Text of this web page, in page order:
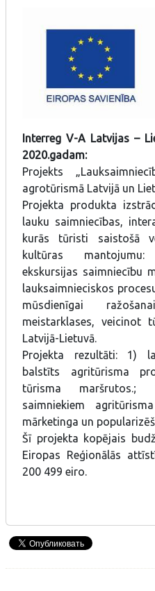
Interreg V-A Latvijas –
2020.gadam:
Projekts
agrotūrismā Latvijā un
Projekta produkta
lauku saimniecības,
kurās tūristi saistošā
kultūras
ekskursijas saimniecību
lauksaimnieciskos
mūsdienīgai
meistarklases, veicinot
Latvijā-Lietuvā.
Projekta rezultāti: 1)
balstīts agritūrisma
tūrisma
saimniekiem
mārketinga un
Šī projekta kopējais
Eiropas Reģionālās
200 499 eiro.